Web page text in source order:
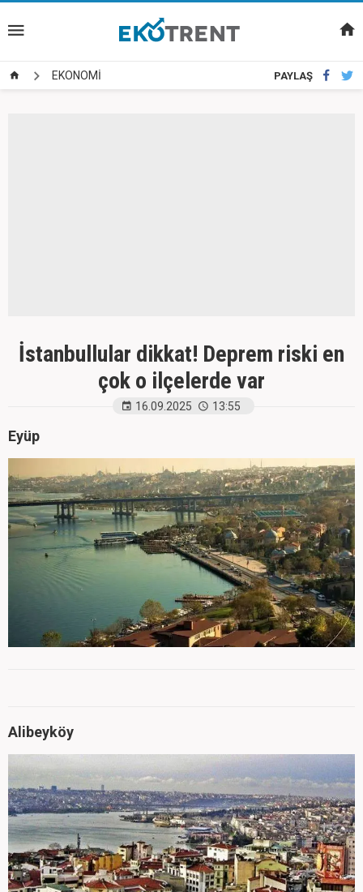
EKONOMİ PAYLAŞ
İstanbullular dikkat! Deprem riski en
çok o ilçelerde var
16.09.2025 13:55
Eyüp
Alibeyköy